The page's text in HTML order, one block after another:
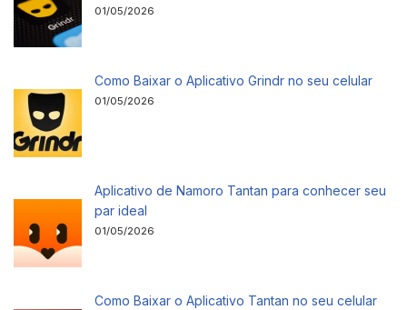
01/05/2026
Como Baixar o Aplicativo Grindr no seu celular
01/05/2026
Aplicativo de Namoro Tantan para conhecer seu
par ideal
01/05/2026
Como Baixar o Aplicativo Tantan no seu celular